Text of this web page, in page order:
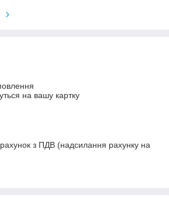
на вашу картку
з ПДВ (надсилання рахунку на